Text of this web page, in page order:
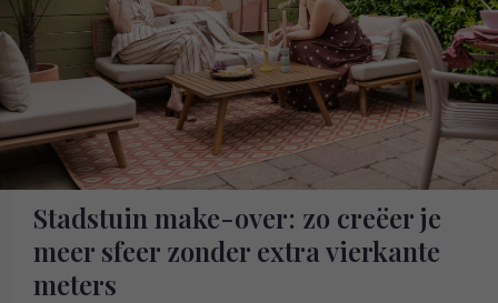
Stadstuin make-over: zo creëer je
meer sfeer zonder extra vierkante
meters